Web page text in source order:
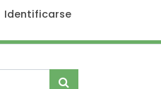
Identificarse